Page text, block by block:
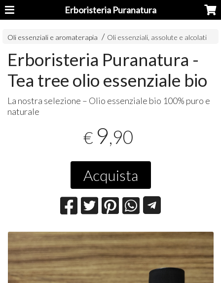
Erboristeria Puranatura
Oli essenziali e aromaterapia Oli essenziali, assolute e alcolati
Erboristeria Puranatura -
Tea tree olio essenziale bio
La nostra selezione – Olio essenziale bio 100% puro e
naturale
€ 9,90
Acquista